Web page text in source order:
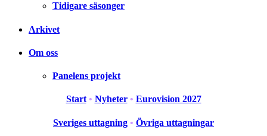
Tidigare säsonger
Arkivet
Om oss
Panelens projekt
Start • Nyheter • Eurovision 2027
Sveriges uttagning • Övriga uttagningar